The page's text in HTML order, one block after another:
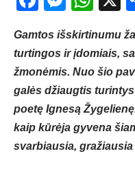
Gamtos išskirtinumu
turtingos ir įdomiais,
žmonėmis. Nuo šio
galės džiaugtis
poetę Ignesą
kaip kūrėja gyvena
svarbiausia,